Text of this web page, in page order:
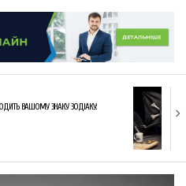
ВАШОМУ ЗНАКУ ЗОДІАКУ: